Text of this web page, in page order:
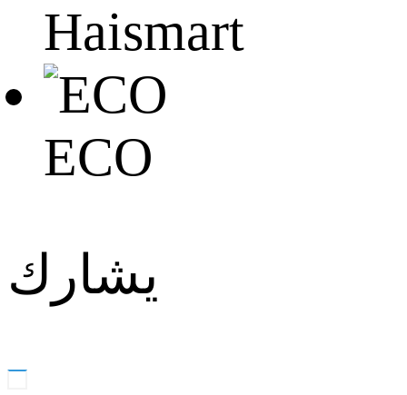
Haismart
ECO
يشارك